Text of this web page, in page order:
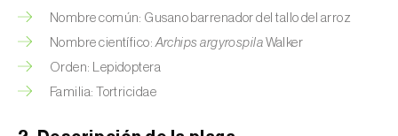
sasakii (=niponensis))
Barrenador del tallo de la caña de azúcar
Nombre común: Gusano barrenador del tallo del arroz
Nombre científico:Archips argyrospila Walker
Orden: Lepidoptera
Familia: Tortricidae